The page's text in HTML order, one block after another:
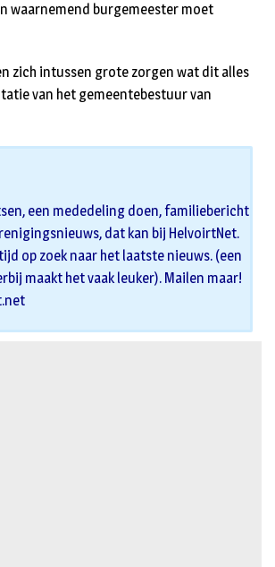
waarnemend burgemeester moet
zich intussen grote zorgen wat dit alles
van het gemeentebestuur van
een mededeling doen, familiebericht
dat kan bij HelvoirtNet.
op zoek naar het laatste nieuws. (een
maakt het vaak leuker). Mailen maar!